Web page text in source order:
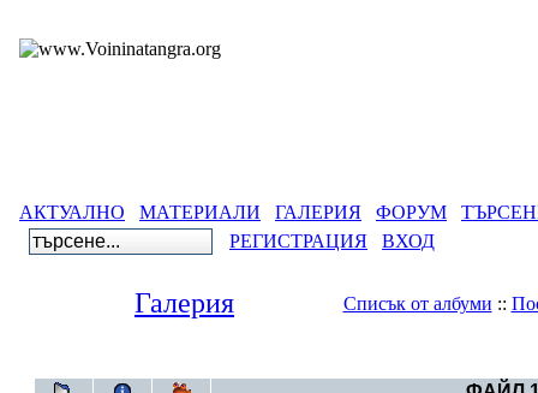
АКТУАЛНО МАТЕРИАЛИ ГАЛЕРИЯ ФОРУМ
РЕГИСТРАЦИЯ
ВХОД
Галерия Списък от албуми ::